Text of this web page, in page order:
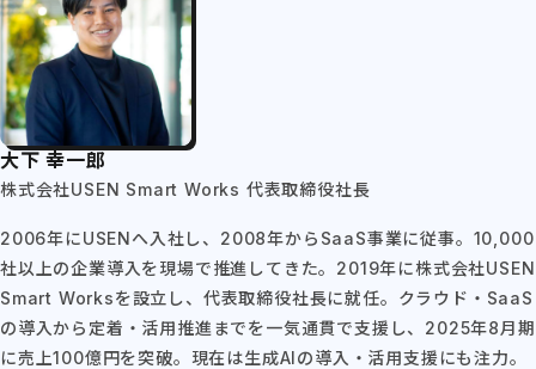
大下 幸一郎
株式会社USEN Smart Works 代表取締役社長
2006年にUSENへ入社し、2008年からSaaS事業に従事。10,000
社以上の企業導入を現場で推進してきた。2019年に株式会社USEN
Smart Worksを設立し、代表取締役社長に就任。クラウド・SaaS
の導入から定着・活用推進までを一気通貫で支援し、2025年8月期
に売上100億円を突破。現在は生成AIの導入・活用支援にも注力。